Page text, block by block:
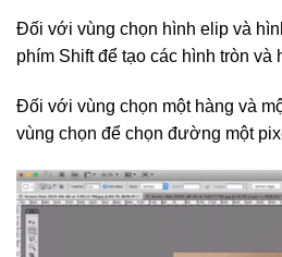
Đối với vùng chọn hình elip và
phím Shift để tạo các hình tròn và
Đối với vùng chọn một hàng và
vùng chọn để chọn đường một